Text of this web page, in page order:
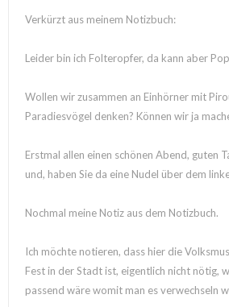
Verkürzt aus meinem Notizbuch:
Leider bin ich Folteropfer, da kann aber
Wollen wir zusammen an Einhörner mit
Paradiesvögel denken? Können wir ja
Erstmal allen einen schönen Abend, guten
und, haben Sie da eine Nudel über dem
Nochmal meine Notiz aus dem Notizbuch.
Ich möchte notieren, dass hier die
Fest in der Stadt ist, eigentlich nicht nötig,
passend wäre womit man es verwechseln